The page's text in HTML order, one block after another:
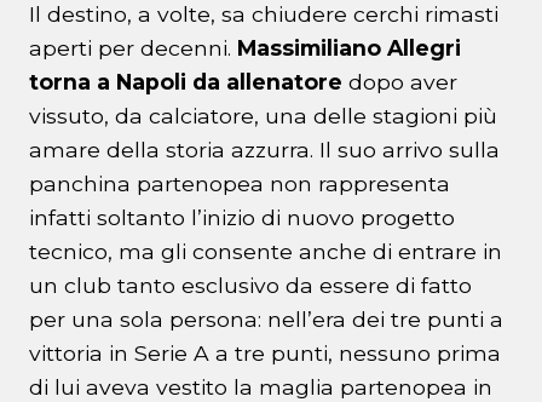
Il destino, a volte, sa chiudere cerchi rimasti
aperti per decenni. Massimiliano Allegri
torna a Napoli da allenatore dopo aver
vissuto, da calciatore, una delle stagioni più
amare della storia azzurra. Il suo arrivo sulla
panchina partenopea non rappresenta
infatti soltanto l’inizio di nuovo progetto
tecnico, ma gli consente anche di entrare in
un club tanto esclusivo da essere di fatto
per una sola persona: nell’era dei tre punti a
vittoria in Serie A a tre punti, nessuno prima
di lui aveva vestito la maglia partenopea in